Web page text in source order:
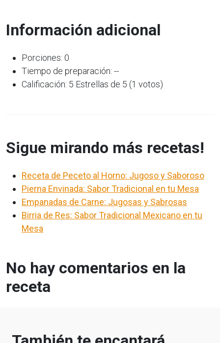
Información adicional
Porciones: 0
Tiempo de preparación: --
Calificación: 5 Estrellas de 5 (1 votos)
Sigue mirando más recetas!
Receta de Peceto al Horno: Jugoso y Saboroso
Pierna Envinada: Sabor Tradicional en tu Mesa
Empanadas de Carne: Jugosas y Sabrosas
Birria de Res: Sabor Tradicional Mexicano en tu
Mesa
No hay comentarios en la
receta